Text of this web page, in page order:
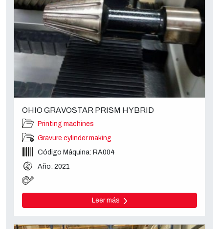
OHIO GRAVOSTAR PRISM HYBRID
Printing machines
Gravure cylinder making
Código Máquina: RA004
Año: 2021
Leer más